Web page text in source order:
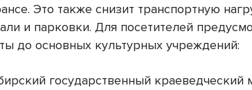
Это также снизит транспортную
и парковки. Для посетителей
до основных культурных учреждений:
государственный краеведческий